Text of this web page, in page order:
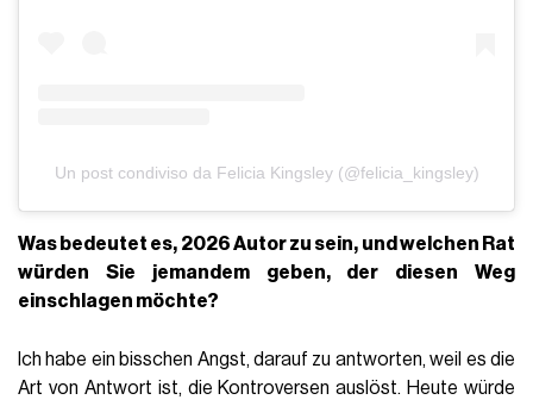
Un post condiviso da Felicia Kingsley (@felicia_kingsley)
Was bedeutet es, 2026 Autor zu sein, und welchen Rat
würden Sie jemandem geben, der diesen Weg
einschlagen möchte?
Ich habe ein bisschen Angst, darauf zu antworten, weil es die
Art von Antwort ist, die Kontroversen auslöst. Heute würde